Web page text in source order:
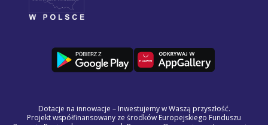
Dotacje na innowacje – Inwestujemy w Waszą przyszłość.
Projekt współfinansowany ze środków Europejskiego Funduszu